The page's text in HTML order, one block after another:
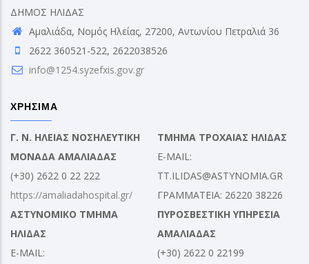
ΔΗΜΟΣ ΗΛΙΔΑΣ
Αμαλιάδα, Νομός Ηλείας, 27200, Αντωνίου Πετραλιά 36
2622 360521-522, 2622038526
info@1254.syzefxis.gov.gr
ΧΡΗΣΙΜΑ
Γ. Ν. ΗΛΕΙΑΣ ΝΟΣΗΛΕΥΤΙΚΗ
ΜΟΝΑΔΑ ΑΜΑΛΙΑΔΑΣ
(+30) 2622 0 22 222
https://amaliadahospital.gr/
ΑΣΤΥΝΟΜΙΚΟ ΤΜΗΜΑ
ΗΛΙΔΑΣ
E-MAIL:
ΤΜΗΜΑ ΤΡΟΧΑΙΑΣ ΗΛΙΔΑΣ
E-MAIL:
TT.ILIDAS@ASTYNOMIA.GR
ΓΡΑΜΜΑΤΕΙΑ: 26220 38226
ΠΥΡΟΣΒΕΣΤΙΚΗ ΥΠΗΡΕΣΙΑ
ΑΜΑΛΙΑΔΑΣ
(+30) 2622 0 22199